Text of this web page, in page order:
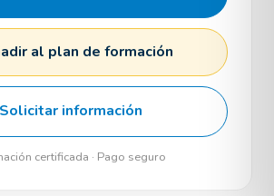
al plan de formación
Solicitar información
certificada · Pago seguro